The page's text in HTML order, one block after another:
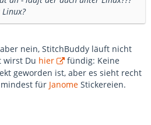
nein, StitchBuddy läuft nicht
wirst Du hier
fündig: Keine
geworden ist, aber es sieht recht
für Janome Stickereien.